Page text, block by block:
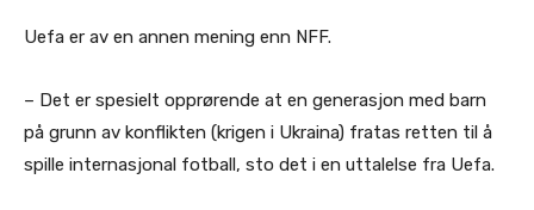
Uefa er av en annen mening enn NFF.
– Det er spesielt opprørende at en generasjon med barn
på grunn av konflikten (krigen i Ukraina) fratas retten til å
spille internasjonal fotball, sto det i en uttalelse fra Uefa.